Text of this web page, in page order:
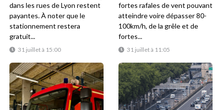
31 juillet à 15:00
dans les rues de Lyon restent
payantes. À noter que le
stationnement restera
gratuit...
31 juillet à 11:05
fortes rafales de vent pouvant
atteindre voire dépasser 80-
100km/h, de la grêle et de
fortes...